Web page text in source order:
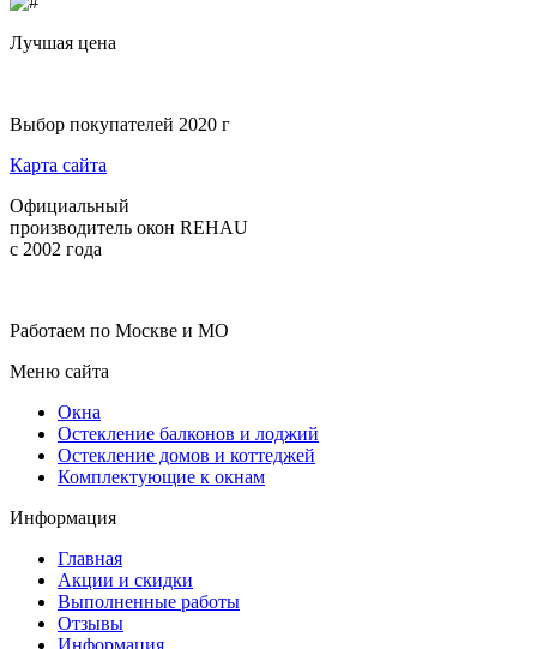
Лучшая цена
Выбор покупателей 2020 г
Карта сайта
Официальный
производитель окон REHAU
с 2002 года
Работаем по Москве и МО
Меню сайта
Окна
Остекление балконов и лоджий
Остекление домов и коттеджей
Комплектующие к окнам
Информация
Главная
Акции и скидки
Выполненные работы
Отзывы
Информация